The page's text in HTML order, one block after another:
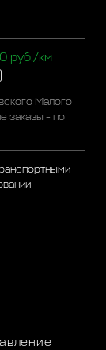
руб./км
Малого
заказы - по